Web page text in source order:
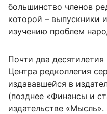
большинство членов
которой – выпускники
изучению проблем
Почти два десятилетия
Центра редколлегия
издававшейся в
(позднее «Финансы и
издательстве